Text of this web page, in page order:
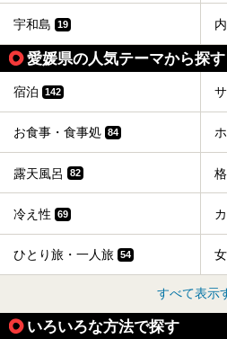
宇和島 19
愛媛県の人気テーマから探す
宿泊 142
お食事・食事処 84
露天風呂 82
冷え性 69
ひとり旅・一人旅 54
すべて表示
いろいろな方法で探す